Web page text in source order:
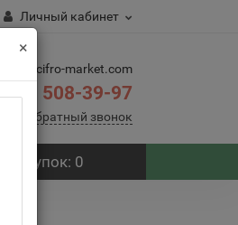
Личный кабинет
info@cifro-market.com
508-39-97
обратный звонок
покупок: 0
×
В наличии